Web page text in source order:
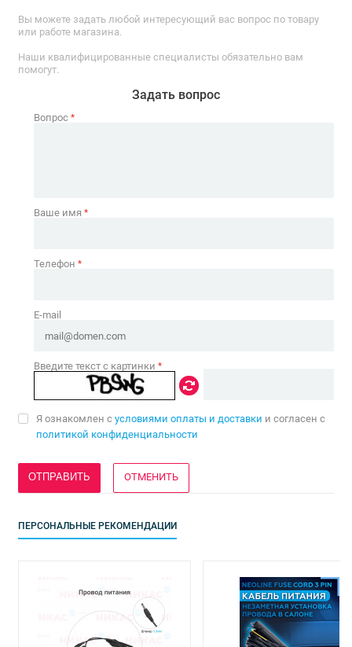
Вы можете задать любой интересующий вас вопрос по товару
или работе магазина.
Наши квалифицированные специалисты обязательно вам
помогут.
Задать вопрос
Вопрос *
Ваше имя *
Телефон *
E-mail
Введите текст с картинки *
Я ознакомлен с условиями оплаты и доставки и согласен с
политикой конфиденциальности
ОТМЕНИТЬ
ПЕРСОНАЛЬНЫЕ РЕКОМЕНДАЦИИ